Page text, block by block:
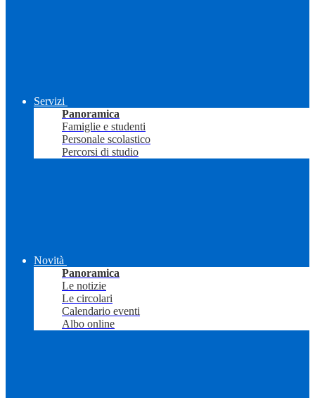
Servizi
Panoramica
Famiglie e studenti
Personale scolastico
Percorsi di studio
Novità
Panoramica
Le notizie
Le circolari
Calendario eventi
Albo online